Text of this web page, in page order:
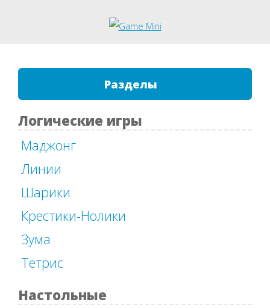
Разделы
Логические игры
Маджонг
Линии
Шарики
Крестики-Нолики
Зума
Тетрис
Настольные